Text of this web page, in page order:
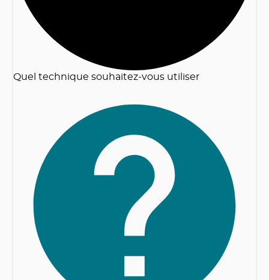
Quel technique souhaitez-vous utiliser